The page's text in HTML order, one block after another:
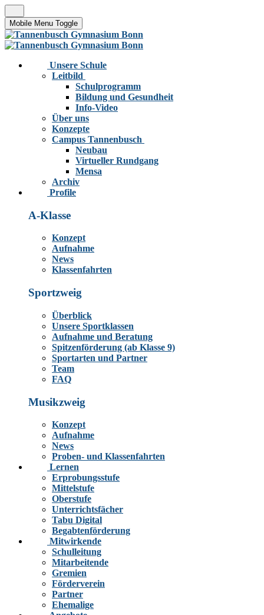
Mobile Menu Toggle
Unsere Schule
Leitbild
Schulprogramm
Bildung und Gesundheit
Info-Video
Über uns
Konzepte
Campus Tannenbusch
Neubau
Virtueller Rundgang
Mensa
Archiv
Profile
A-Klasse
Konzept
Aufnahme
News
Klassenfahrten
Sportzweig
Überblick
Unsere Sportklassen
Aufnahme und Beratung
Spitzenförderung (ab Klasse 9)
Sportarten und Partner
Team
FAQ
Musikzweig
Konzept
Aufnahme
News
Proben- und Klassenfahrten
Lernen
Erprobungsstufe
Mittelstufe
Oberstufe
Unterrichtsfächer
Tabu Digital
Begabtenförderung
Mitwirkende
Schulleitung
Mitarbeitende
Gremien
Förderverein
Partner
Ehemalige